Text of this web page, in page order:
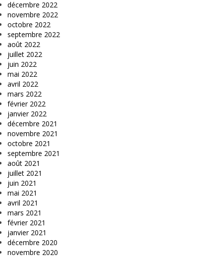
décembre 2022
novembre 2022
octobre 2022
septembre 2022
août 2022
juillet 2022
juin 2022
mai 2022
avril 2022
mars 2022
février 2022
janvier 2022
décembre 2021
novembre 2021
octobre 2021
septembre 2021
août 2021
juillet 2021
juin 2021
mai 2021
avril 2021
mars 2021
février 2021
janvier 2021
décembre 2020
novembre 2020